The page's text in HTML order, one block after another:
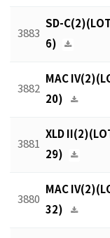
3883
SD-
6)
3882
MAC
20)
3881
XLD
29)
3880
MAC
32)